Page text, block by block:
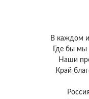
В каждом
Где бы
Наши
Край